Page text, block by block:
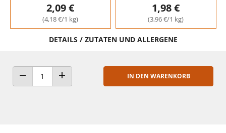
2,09 €
(4,18 €/1 kg)
1,98 €
(3,96 €/1 kg)
DETAILS / ZUTATEN UND ALLERGENE
ANZAHL VERRINGERNANZAHL ERHÖHEN
IN DEN WARENKORB